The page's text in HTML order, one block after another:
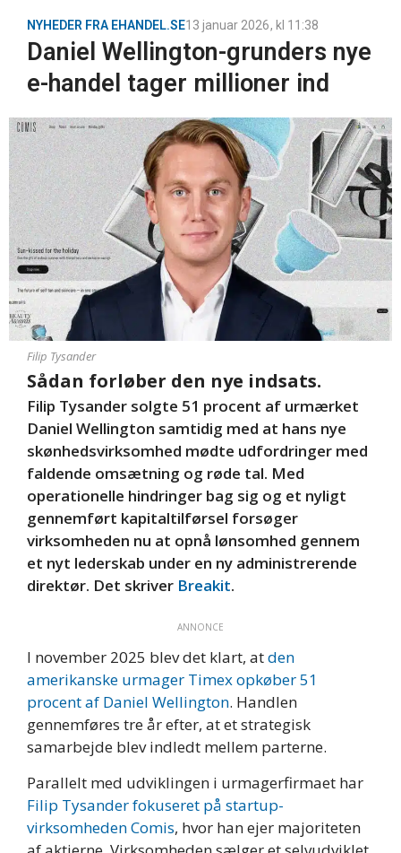
NYHEDER FRA EHANDEL.SE13 januar 2026, kl 11:38
Daniel Wellington-grunders nye
e-handel tager millioner ind
Filip Tysander
Sådan forløber den nye indsats.
Filip Tysander solgte 51 procent af urmærket
Daniel Wellington samtidig med at hans nye
skønhedsvirksomhed mødte udfordringer med
faldende omsætning og røde tal. Med
operationelle hindringer bag sig og et nyligt
gennemført kapitaltilførsel forsøger
virksomheden nu at opnå lønsomhed gennem
et nyt lederskab under en ny administrerende
direktør. Det skriver Breakit.
ANNONCE
I november 2025 blev det klart, atden
amerikanske urmager Timex opkøber 51
procent af Daniel Wellington. Handlen
gennemføres tre år efter, at et strategisk
samarbejde blev indledt mellem parterne.
Parallelt med udviklingen i urmagerfirmaet har
Filip Tysander fokuseret på startup-
virksomheden Comis, hvor han ejer majoriteten